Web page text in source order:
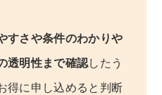
すさや条件のわかりや
透明性まで確認したう
得に申し込めると判断